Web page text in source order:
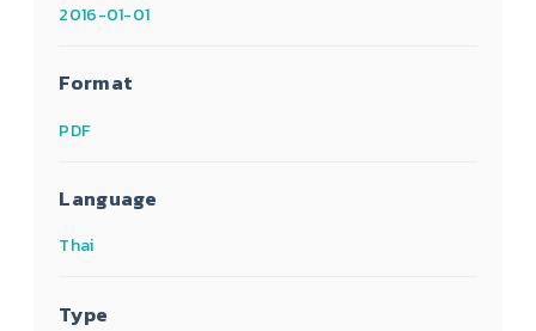
2016-01-01
Format
PDF
Language
Thai
Type